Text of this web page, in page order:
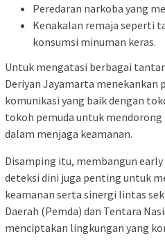
Peredaran narkoba yang
Kenakalan remaja seperti
konsumsi minuman keras.
Untuk mengatasi berbagai
Deriyan Jayamarta menekankan
komunikasi yang baik dengan
tokoh pemuda untuk
dalam menjaga keamanan.
Disamping itu, membangun
deteksi dini juga penting untuk
keamanan serta sinergi lintas
Daerah (Pemda) dan Tentara
menciptakan lingkungan yang